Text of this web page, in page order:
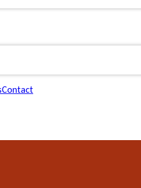
Contact